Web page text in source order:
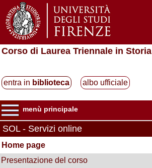
Corso di Laurea Triennale in Storia
entra in biblioteca albo ufficiale
menù principale
SOL - Servizi online
Home page
Presentazione del corso